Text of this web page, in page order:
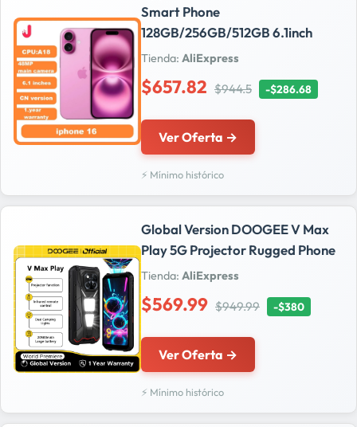
Smart Phone
128GB/256GB/512GB 6.1inch
Tienda: AliExpress
$657.82 $944.5 -$286.68
Ver Oferta →
⚡ Mínimo histórico
Global Version DOOGEE V Max
Play 5G Projector Rugged Phone
Tienda: AliExpress
$569.99 $949.99 -$380
Ver Oferta →
⚡ Mínimo histórico